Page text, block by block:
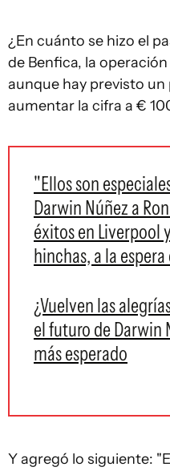
¿En cuánto se hizo el
de Benfica, la
aunque hay previsto
aumentar la cifra a €
"Ellos son
Darwin Núñez a
éxitos en Liverpool
hinchas, a la
¿Vuelven las
el futuro de Darwin
más esperado
Y agregó lo siguiente: